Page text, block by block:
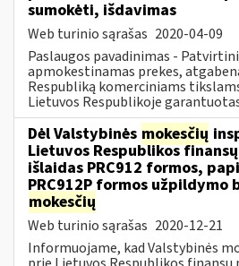
sumokėti, išdavimas
Web turinio sąrašas 2020-04-09
Paslaugos pavadinimas -
apmokestinamas prekes,
Respubliką komerciniams
Lietuvos Respublikoje
Dėl Valstybinės mokesčių
Lietuvos Respublikos
išlaidas PRC912 formos,
PRC912P formos užpildymo
mokesčių
Web turinio sąrašas 2020-12-21
Informuojame, kad Valstybinės